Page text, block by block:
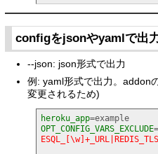
configをjsonやyamlで出
--json: json形式で出力
例: yaml形式で出力。addon
変更されるため)
heroku_app
=example
OPT_CONFIG_VARS_EXCLUDE=